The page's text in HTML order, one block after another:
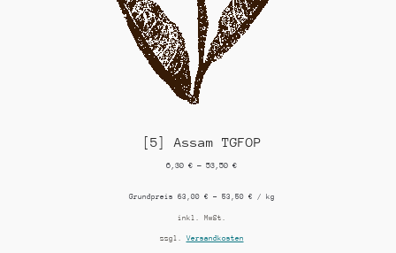
[5] Assam TGFOP
6,30 € – 53,50 €
Grundpreis 63,00 € – 53,50 € / kg
inkl. MwSt.
zzgl.Versandkosten